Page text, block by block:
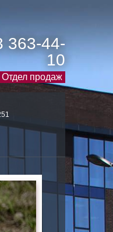
363-44-
10
Отдел продаж